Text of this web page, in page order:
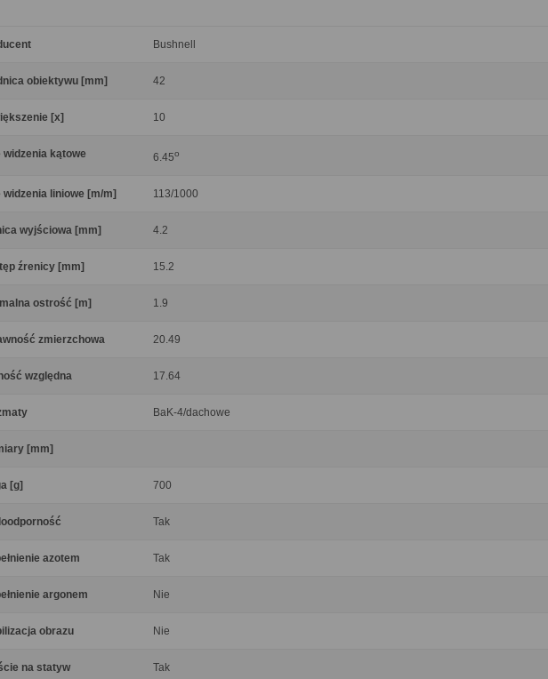
Bushnell
obiektywu [mm] 42
[x] 10
widzenia kątowe 6.45o
widzenia liniowe [m/m] 113/1000
wyjściowa [mm] 4.2
źrenicy [mm] 15.2
ostrość [m] 1.9
zmierzchowa 20.49
względna 17.64
BaK-4/dachowe
[mm]
[g] 700
Tak
azotem Tak
argonem Nie
obrazu Nie
na statyw Tak